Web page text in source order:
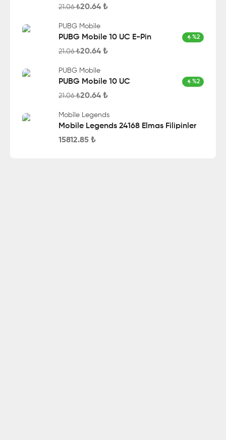
21.06₺20.64 ₺
PUBG Mobile
PUBG Mobile 10 UC E-Pin %2
21.06₺20.64 ₺
PUBG Mobile
PUBG Mobile 10 UC %2
21.06₺20.64 ₺
Mobile Legends
Mobile Legends 24168 Elmas Filipinler
15812.85 ₺